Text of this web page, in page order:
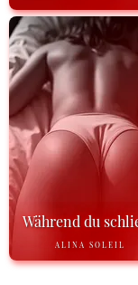
Während du
ALINA SOLEIL